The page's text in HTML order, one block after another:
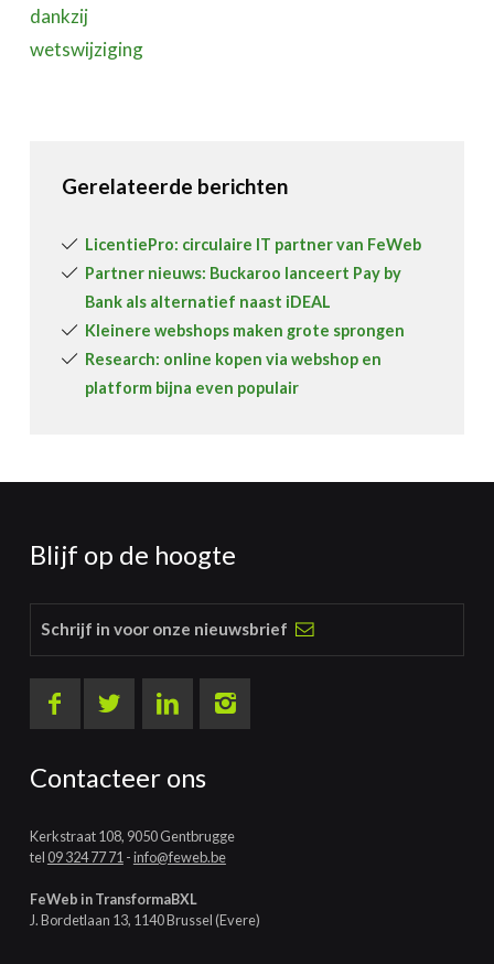
dankzij
wetswijziging
Gerelateerde berichten
LicentiePro: circulaire IT partner van FeWeb
Partner nieuws: Buckaroo lanceert Pay by
Bank als alternatief naast iDEAL
Kleinere webshops maken grote sprongen
Research: online kopen via webshop en
platform bijna even populair
Blijf op de hoogte
Schrijf in voor onze nieuwsbrief
Contacteer ons
Kerkstraat 108, 9050 Gentbrugge
tel09 324 77 71 -info@feweb.be
FeWeb in TransformaBXL
J. Bordetlaan 13, 1140 Brussel (Evere)